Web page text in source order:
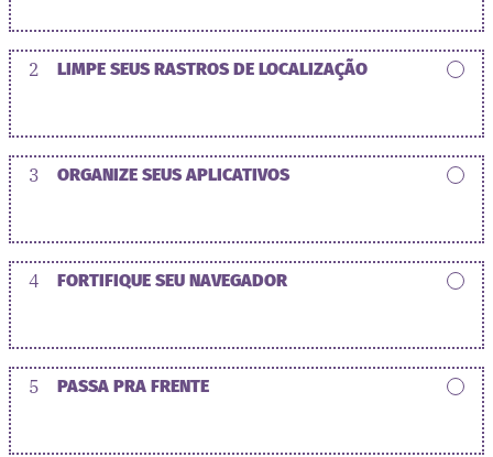
2 LIMPE SEUS RASTROS DE LOCALIZAÇÃO
3 ORGANIZE SEUS APLICATIVOS
4 FORTIFIQUE SEU NAVEGADOR
5 PASSA PRA FRENTE